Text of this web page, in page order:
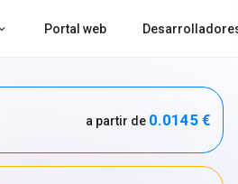
Portal web
a partir de 0.0145 €